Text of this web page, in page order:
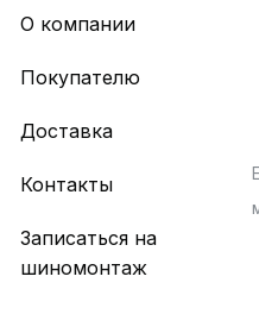
О компании
Покупателю
Доставка
Контакты
Записаться на
шиномонтаж